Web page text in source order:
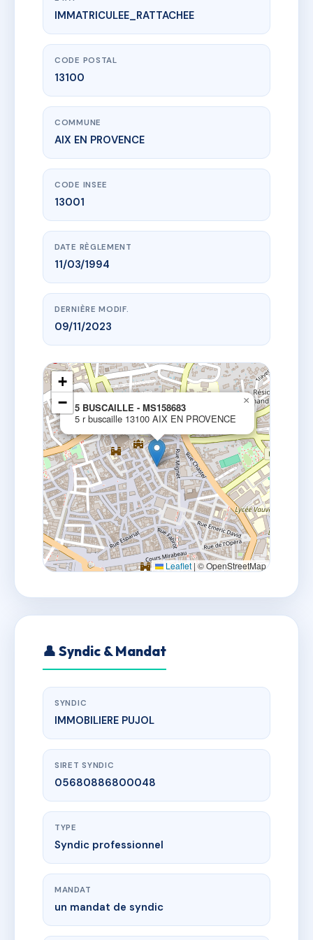
www.vme.plus/AC6694244
5 BUSCAILLE - MS158683
5 r buscaille13100 AIX EN PROVENCE
IMMATRICULEE_RATTACHEE
CODE POSTAL
13100
COMMUNE
AIX EN PROVENCE
CODE INSEE
13001
DATE RÈGLEMENT
11/03/1994
DERNIÈRE MODIF.
09/11/2023
5 BUSCAILLE - MS158683
5 r buscaille 13100 AIX EN PROVENCE
×
+
−
Leaflet | © OpenStreetMap
👤 Syndic & Mandat
SYNDIC
IMMOBILIERE PUJOL
SIRET SYNDIC
05680886800048
TYPE
Syndic professionnel
MANDAT
un mandat de syndic